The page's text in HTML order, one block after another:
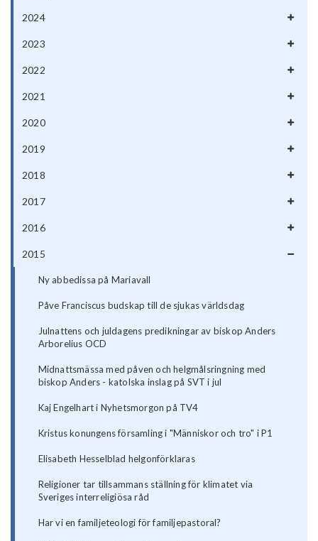
2024
2023
2022
2021
2020
2019
2018
2017
2016
2015
Ny abbedissa på Mariavall
Påve Franciscus budskap till de sjukas världsdag
Julnattens och juldagens predikningar av biskop Anders
Arborelius OCD
Midnattsmässa med påven och helgmålsringning med
biskop Anders - katolska inslag på SVT i jul
Kaj Engelhart i Nyhetsmorgon på TV4
Kristus konungens församling i "Människor och tro" i P1
Elisabeth Hesselblad helgonförklaras
Religioner tar tillsammans ställning för klimatet via
Sveriges interreligiösa råd
Har vi en familjeteologi för familjepastoral?